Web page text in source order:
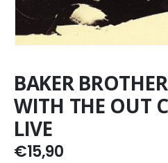
BAKER
WITH THE OUT
LIVE
€15,90